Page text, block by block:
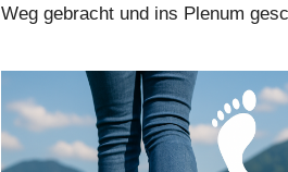
Weg gebracht und ins Plenum